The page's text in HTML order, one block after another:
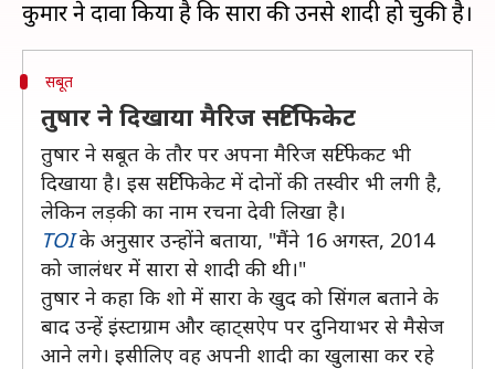
सबूत
तुषार ने दिखाया मैरिज सर्टिफिकेट
तुषार ने सबूत के तौर पर अपना मैरिज सर्टिफेकट भी
दिखाया है। इस सर्टिफिकेट में दोनों की तस्वीर भी लगी है,
लेकिन लड़की का नाम रचना देवी लिखा है।
TOIके अनुसार उन्होंने बताया, "मैंने 16 अगस्त, 2014
को जालंधर में सारा से शादी की थी।"
तुषार ने कहा कि शो में सारा के खुद को सिंगल बताने के
बाद उन्हें इंस्टाग्राम और व्हाट्सऐप पर दुनियाभर से मैसेज
आने लगे। इसीलिए वह अपनी शादी का खुलासा कर रहे